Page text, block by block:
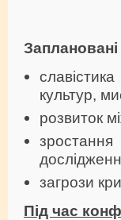
культур,
розвиток
загрози
Під час